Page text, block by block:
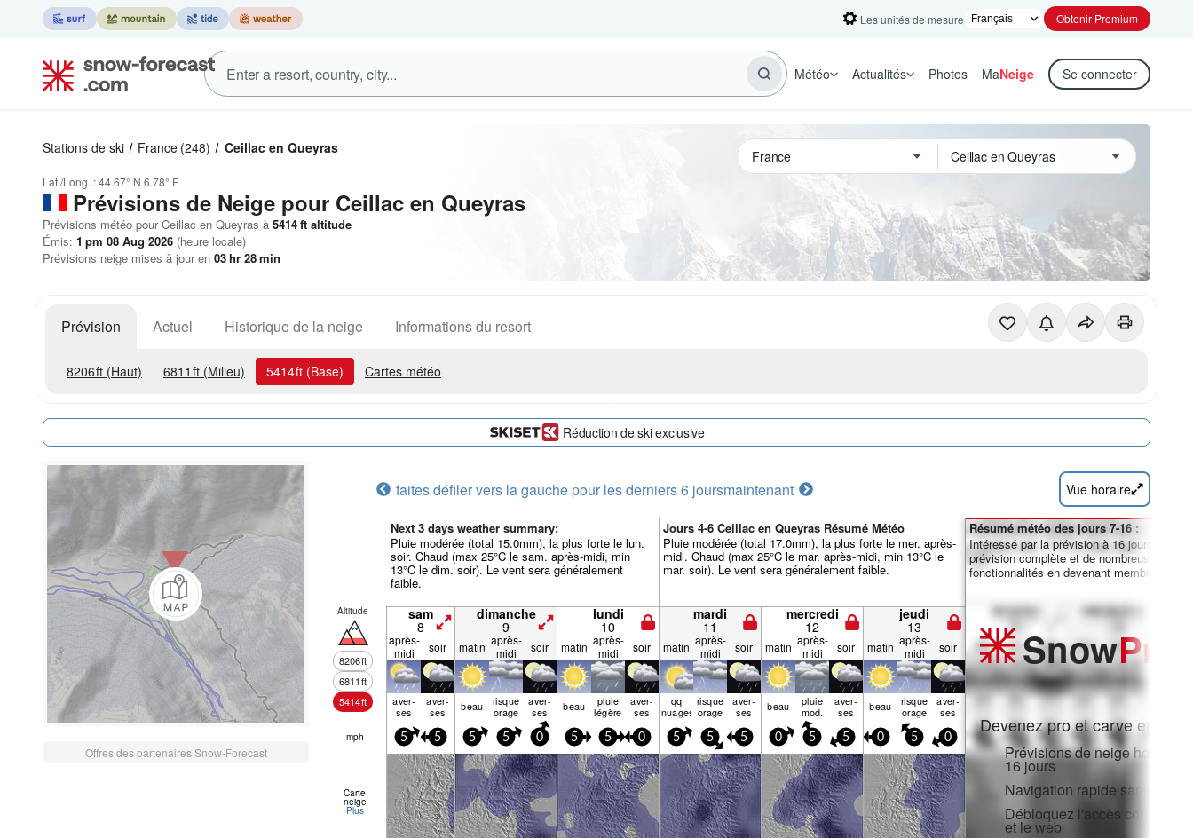
Les unités de mesure Obtenir Premium
Météo Actualités Photos MaNeige Se connecter
Stations de ski France (248) Ceillac en Queyras
Lat./Long. :44.67° N 6.78° E
Prévisions de Neige pour Ceillac en Queyras
Prévisions météo pour Ceillac en Queyras à 5414ft altitude
Émis: 1 pm 08 Aug 2026 (heure locale)
Prévisions neige mises à jour en 03hr 28min
Prévision Actuel Historique de la neige Informations du resort
8206ft (Haut) 6811 ft (Milieu) 5414ft (Base) Cartes météo
Réduction de ski exclusive
Offres des partenaires Snow-Forecast
faites défiler vers la gauche pour les derniers 6 joursmaintenant Vue horaire
Next 3 days weather summary:
Pluie modérée (total 15.0mm), la plus forte le lun.
soir. Chaud (max 25°C le sam. après-midi, min
13°C le dim. soir). Le vent sera généralement
faible.
Jours 4-6 Ceillac en Queyras Résumé Météo
Pluie modérée (total 17.0mm), la plus forte le mer. après-
midi. Chaud (max 25°C le mar. après-midi, min 13°C le
mar. soir). Le vent sera généralement faible.
Altitude
8206ft
6811ft
5414ft
sam
8
dimanche
9
lundi
10
mardi
11
mercredi
12
jeudi
13
après-
midi
soir matin après-
midi
soir matin après-
midi
soir matin après-
midi
soir matin après-
midi
soir matin après-
midi
soir
aver­
ses
aver­
ses beau risque
orage
aver­
ses beau pluie
légère
aver­
ses
qq
nuages
risque
orage
aver­
ses beau pluie
mod.
aver­
ses beau risque
orage
aver­
ses
mph 5 5 5 5 0 5 5 0 5 5 5 0 5 5 0 5 0
Carte
neige
Plus
Résumé météo des jours 7-16 :
Intéressé par la prévision à 16 jours ?
prévision complète et de nombreuses
fonctionnalités en devenant membre Pro.
SnowPro
Devenez pro et carve en:
Prévisions de neige horaires
16 jours
Navigation rapide sans
Débloquez l'accès complet
et le web